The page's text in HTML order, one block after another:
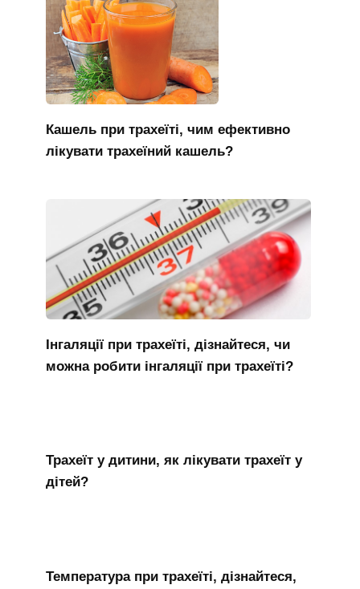
Кашель при трахеїті, чим ефективно
лікувати трахеїний кашель?
Інгаляції при трахеїті, дізнайтеся, чи
можна робити інгаляції при трахеїті?
Трахеїт у дитини, як лікувати трахеїт у
дітей?
Температура при трахеїті, дізнайтеся,